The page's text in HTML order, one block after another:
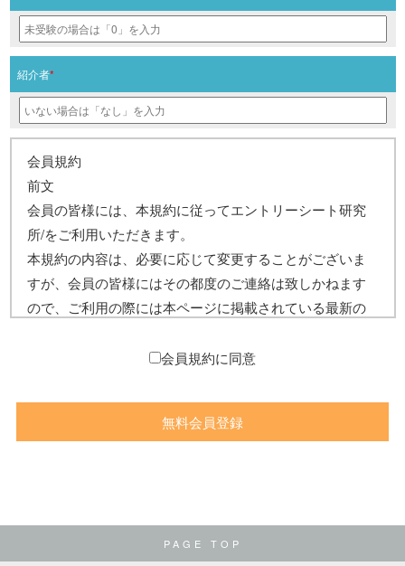
紹介者*
会員規約
前文
会員の皆様には、本規約に従ってエントリーシート研究
所/をご利用いただきます。
本規約の内容は、必要に応じて変更することがございま
すが、会員の皆様にはその都度のご連絡は致しかねます
ので、ご利用の際には本ページに掲載されている最新の
【会員規約】
この会員規約は、所定の手続きを経てエントリーシート
【用語定義】
本規約において使用する用語の定義は、以下のとおりと
会員規約に同意
PAGE TOP